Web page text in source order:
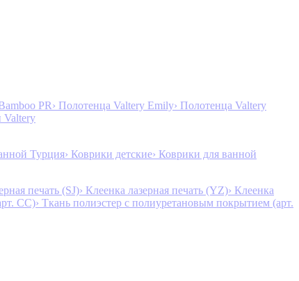
PR› Полотенца Valtery Emily› Полотенца Valtery
Valtery
Турция› Коврики детские› Коврики для ванной
печать (SJ)› Клеенка лазерная печать (YZ)› Клеенка
CC)› Ткань полиэстер с полиуретановым покрытием (арт.